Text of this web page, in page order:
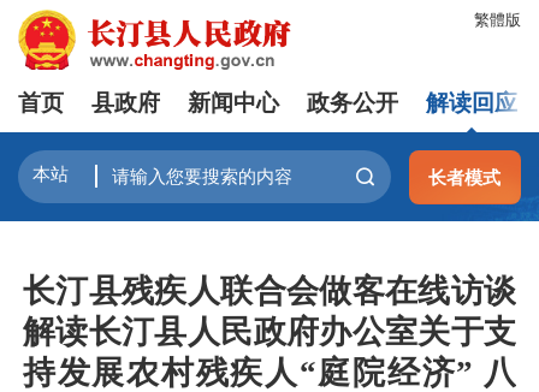
繁體版
首页 县政府 新闻中心 政务公开 解读回应
长者模式
长汀县残疾人联合会做客在线访谈
解读长汀县人民政府办公室关于支
持发展农村残疾人“庭院经济” 八